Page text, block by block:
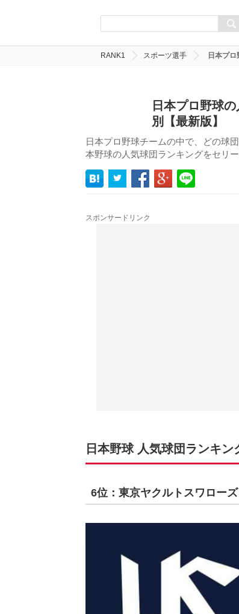
RANK1 スポーツ選手 日本プ
日本プロ野球
別【最新版】
日本プロ野球チームの中で、どの球
本野球の人気球団ランキングをセリ
スポンサードリンク
日本野球 人気球団ランキン
6位：東京ヤクルトスワローズ